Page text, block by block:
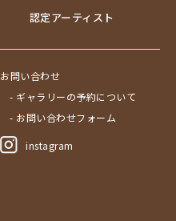
認定アーティスト
お問い合わせ
- ギャラリーの予約について
- お問い合わせフォーム
instagram